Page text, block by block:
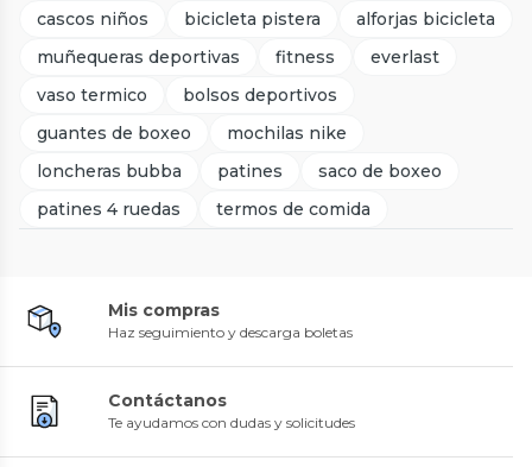
cascos niños bicicleta pistera
alforjas bicicleta
muñequeras deportivas
fitness
everlast
vaso termico
bolsos deportivos
guantes de boxeo
mochilas nike
loncheras bubba
patines
saco de boxeo
patines 4 ruedas
termos de comida
Mis compras
Haz seguimiento y descarga boletas
Contáctanos
Te ayudamos con dudas y solicitudes